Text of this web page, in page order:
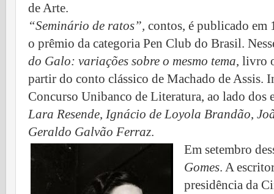
de Arte.
“Seminário de ratos”, contos, é publicado em
o prêmio da categoria Pen Club do Brasil.
do Galo: variações sobre o mesmo tema, livro
partir do conto clássico de Machado de Assis.
Concurso Unibanco de Literatura, ao lado
Lara Resende, Ignácio de Loyola Brandão,
Geraldo Galvão Ferraz.
Em setembro
Gomes. A
presidência da